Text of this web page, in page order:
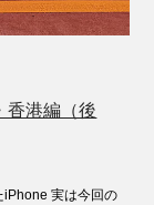
香港編（後
iPhone 実は今回の